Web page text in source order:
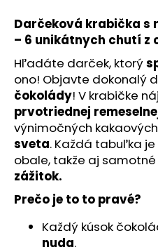
Darčeková krabička s
– 6 unikátnych chutí z
Hľadáte darček, ktorý
ono! Objavte dokonalý
čokolády! V krabičke
prvotriednej
výnimočných
sveta. Každá tabuľka
obale, takže aj samotné
zážitok.
Prečo je to to pravé?
Každý kúsok
nuda.
O
d
p
o
r
ú
č
a
m